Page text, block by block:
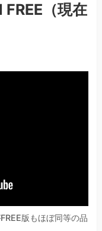
FREE（現在
版もほぼ同等の品